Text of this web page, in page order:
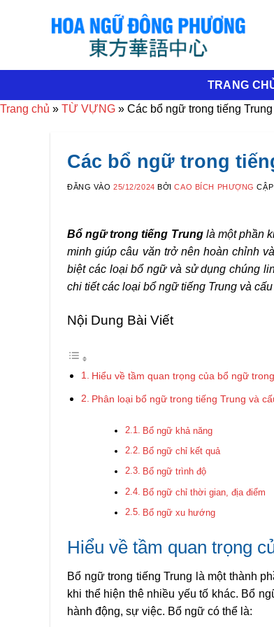
TRANG
Trang chủ » TỪ VỰNG » Các bổ ngữ trong tiếng
Các bổ ngữ trong
ĐĂNG VÀO25/12/2024 BỞICAO BÍCH PHƯỢNG
Bổ ngữ trong tiếng Trung là một phần
minh giúp câu văn trở nên hoàn chỉnh
biệt các loại bổ ngữ và sử dụng chúng
chi tiết các loại bổ ngữ tiếng Trung và
Nội Dung Bài Viết
Hiểu về tầm quan trọng của bổ ngữ
Phân loại bổ ngữ trong tiếng Trung và
Bổ ngữ khả năng
Bổ ngữ chỉ kết quả
Bổ ngữ trình độ
Bổ ngữ chỉ thời gian, địa điểm
Bổ ngữ xu hướng
Hiểu về tầm quan trọng
Bổ ngữ trong tiếng Trung là một thành
khi thể hiện thê nhiều yếu tố khác. Bổ
hành động, sự việc. Bổ ngữ có thể là: